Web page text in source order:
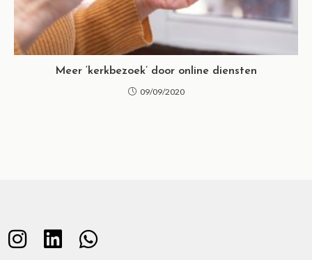
Meer ‘kerkbezoek’ door online diensten
09/09/2020